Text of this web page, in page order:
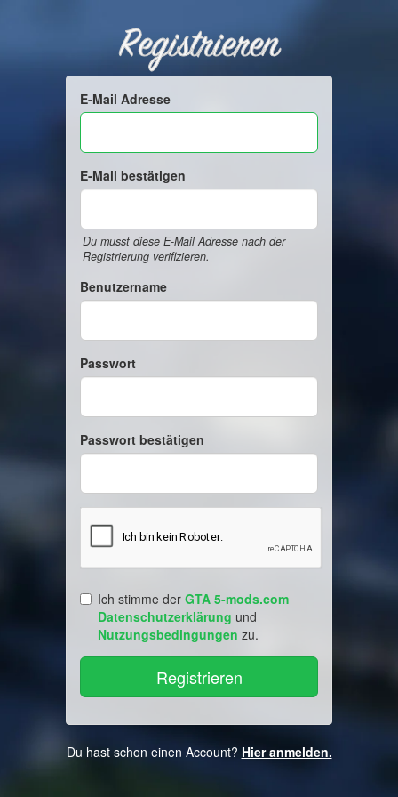
Registrieren
E-Mail Adresse
E-Mail bestätigen
Du musst diese E-Mail Adresse nach der
Registrierung verifizieren.
Benutzername
Passwort
Passwort bestätigen
Ich stimme der GTA 5-mods.com
Datenschutzerklärung und
Nutzungsbedingungen zu.
Du hast schon einen Account? Hier anmelden.